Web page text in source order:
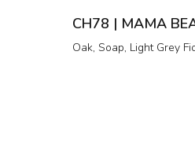
CH78 | MAMA
Oak, Soap, Light Grey